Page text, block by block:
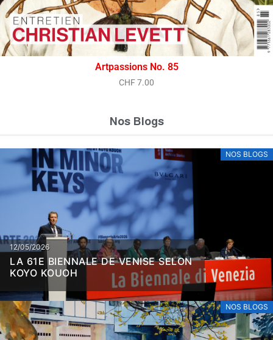
Artpassions No. 85
CHF7.00
Nos Blogs
NOS BLOGS
12/05/2026
LA 61E BIENNALE DE VENISE SELON
KOYO KOUOH
NOS BLOGS